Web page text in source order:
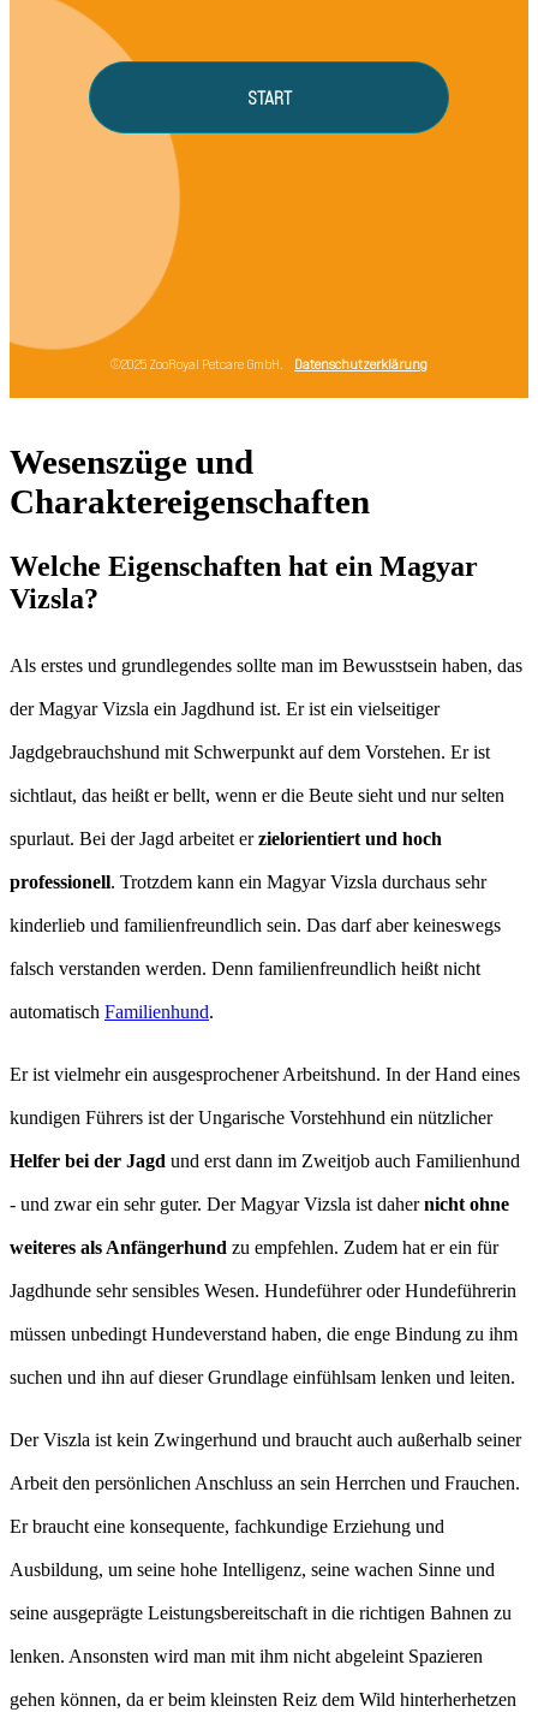
Wesenszüge und
Charaktereigenschaften
Welche Eigenschaften hat ein Magyar
Vizsla?
Als erstes und grundlegendes sollte man im Bewusstsein haben, das
der Magyar Vizsla ein Jagdhund ist. Er ist ein vielseitiger
Jagdgebrauchshund mit Schwerpunkt auf dem Vorstehen. Er ist
sichtlaut, das heißt er bellt, wenn er die Beute sieht und nur selten
spurlaut. Bei der Jagd arbeitet erzielorientiert und hoch
professionell. Trotzdem kann ein Magyar Vizsla durchaus sehr
kinderlieb und familienfreundlich sein. Das darf aber keineswegs
falsch verstanden werden. Denn familienfreundlich heißt nicht
automatisch Familienhund.
Er ist vielmehr ein ausgesprochener Arbeitshund. In der Hand eines
kundigen Führers ist der Ungarische Vorstehhund ein nützlicher
Helfer bei der Jagd und erst dann im Zweitjob auch Familienhund
- und zwar ein sehr guter. Der Magyar Vizsla ist dahernicht ohne
weiteres als Anfängerhund zu empfehlen. Zudem hat er ein für
Jagdhunde sehr sensibles Wesen. Hundeführer oder Hundeführerin
müssen unbedingt Hundeverstand haben, die enge Bindung zu ihm
suchen und ihn auf dieser Grundlage einfühlsam lenken und leiten.
Der Viszla ist kein Zwingerhund und braucht auch außerhalb seiner
Arbeit den persönlichen Anschluss an sein Herrchen und Frauchen.
Er braucht eine konsequente, fachkundige Erziehung und
Ausbildung, um seine hohe Intelligenz, seine wachen Sinne und
seine ausgeprägte Leistungsbereitschaft in die richtigen Bahnen zu
lenken. Ansonsten wird man mit ihm nicht abgeleint Spazieren
gehen können, da er beim kleinsten Reiz dem Wild hinterherhetzen